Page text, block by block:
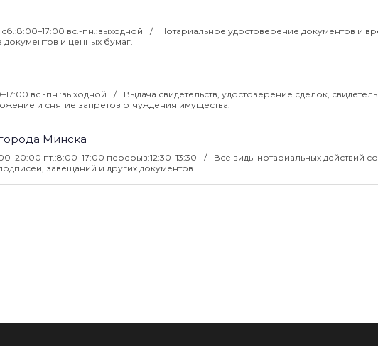
сб.:8:00–17:00 вс.-пн.:выходной
Нотариальное удостоверение документов и
документов и ценных бумаг.
вс.-пн.:выходной
Выдача свидетельств, удостоверение сделок,
и снятие запретов отчуждения имущества.
Минска
пт.:8:00–17:00 перерыв:12:30–13:30
Все виды нотариальных действий
завещаний и других документов.